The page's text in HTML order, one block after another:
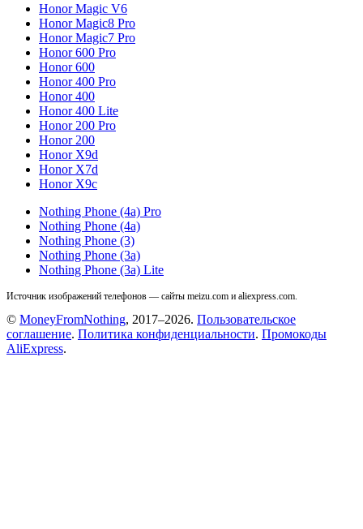
Honor Magic V6
Honor Magic8 Pro
Honor Magic7 Pro
Honor 600 Pro
Honor 600
Honor 400 Pro
Honor 400
Honor 400 Lite
Honor 200 Pro
Honor 200
Honor X9d
Honor X7d
Honor X9c
Nothing Phone (4a) Pro
Nothing Phone (4a)
Nothing Phone (3)
Nothing Phone (3a)
Nothing Phone (3a) Lite
Источник изображений телефонов — сайты meizu.com и aliexpress.com.
© MoneyFromNothing, 2017–2026. Пользовательское
соглашение. Политика конфиденциальности. Промокоды
AliExpress.